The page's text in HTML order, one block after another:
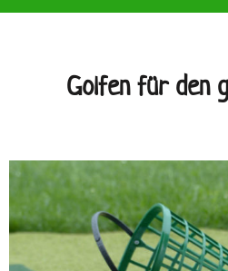
Golfen für den